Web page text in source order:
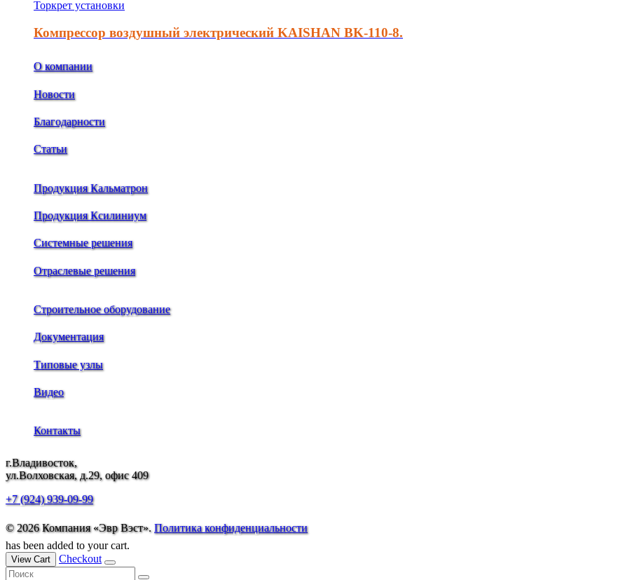
Торкрет установки
Компрессор воздушный электрический KAISHAN BK-110-8.
О компании
Новости
Благодарности
Статьи
Продукция Кальматрон
Продукция Ксилиниум
Системные решения
Отраслевые решения
Строительное оборудование
Документация
Типовые узлы
Видео
Контакты
г.Владивосток,
ул.Волховская, д.29, офис 409
+7 (924) 939-09-99
© 2026 Компания «Эвр Вэст». Политика конфиденциальности
has been added to your cart.
View Cart Checkout